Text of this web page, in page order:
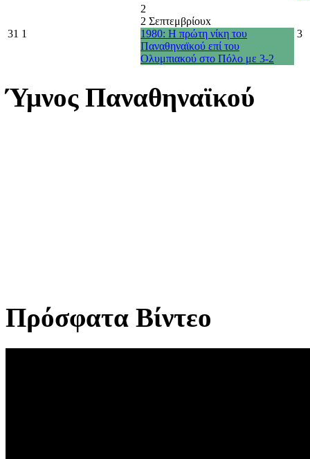
31 1
2
2 Σεπτεμβρίουx
1980: Η πρώτη νίκη του
Παναθηναϊκού επί του
Ολυμπιακού στο Πόλο με 3-2
3
Ύμνος Παναθηναϊκού
Πρόσφατα Βίντεο